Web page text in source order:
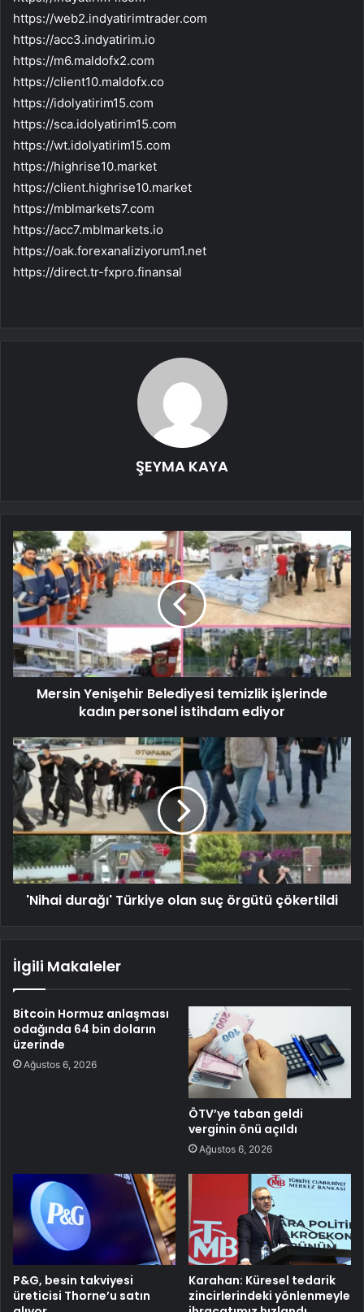
https://web2.indyatirimtrader.com
https://acc3.indyatirim.io
https://m6.maldofx2.com
https://client10.maldofx.co
https://idolyatirim15.com
https://sca.idolyatirim15.com
https://wt.idolyatirim15.com
https://highrise10.market
https://client.highrise10.market
https://mblmarkets7.com
https://acc7.mblmarkets.io
https://oak.forexanaliziyorum1.net
https://direct.tr-fxpro.finansal
ŞEYMA KAYA
Mersin Yenişehir Belediyesi temizlik işlerinde
kadın personel istihdam ediyor
'Nihai durağı' Türkiye olan suç örgütü çökertildi
İlgili Makaleler
Bitcoin Hormuz anlaşması
odağında 64 bin doların
üzerinde
Ağustos 6, 2026
ÖTV’ye taban geldi
verginin önü açıldı
Ağustos 6, 2026
P&G, besin takviyesi
üreticisi Thorne’u satın
Karahan: Küresel tedarik
zincirlerindeki yönlenmeyle